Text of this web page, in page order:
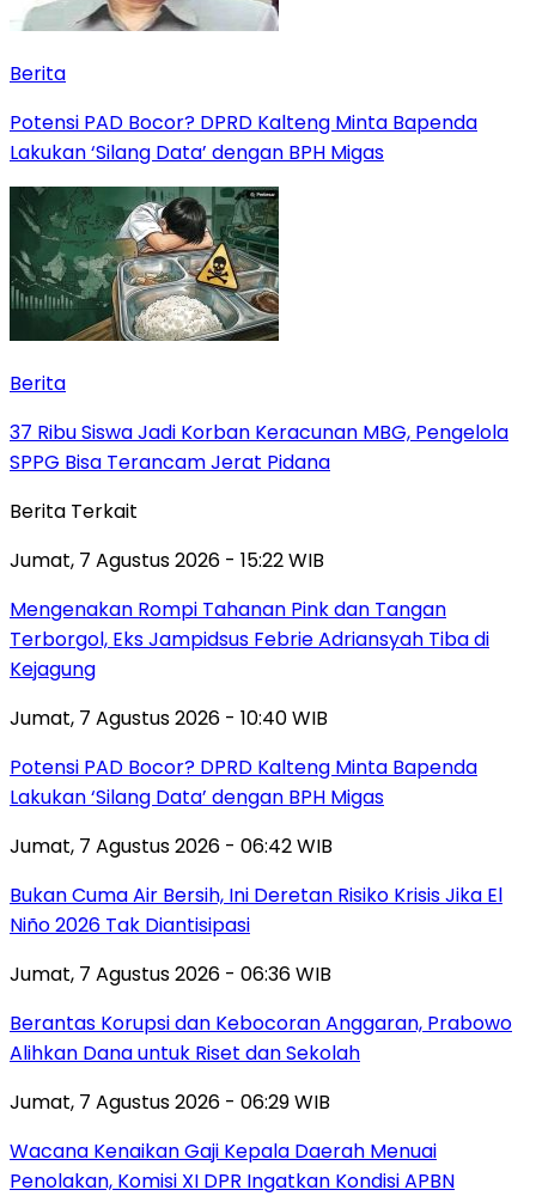
Berita
Potensi PAD Bocor? DPRD Kalteng Minta Bapenda
Lakukan ‘Silang Data’ dengan BPH Migas
Berita
37 Ribu Siswa Jadi Korban Keracunan MBG, Pengelola
SPPG Bisa Terancam Jerat Pidana
Berita Terkait
Jumat, 7 Agustus 2026 - 15:22 WIB
Mengenakan Rompi Tahanan Pink dan Tangan
Terborgol, Eks Jampidsus Febrie Adriansyah Tiba di
Kejagung
Jumat, 7 Agustus 2026 - 10:40 WIB
Potensi PAD Bocor? DPRD Kalteng Minta Bapenda
Lakukan ‘Silang Data’ dengan BPH Migas
Jumat, 7 Agustus 2026 - 06:42 WIB
Bukan Cuma Air Bersih, Ini Deretan Risiko Krisis Jika El
Niño 2026 Tak Diantisipasi
Jumat, 7 Agustus 2026 - 06:36 WIB
Berantas Korupsi dan Kebocoran Anggaran, Prabowo
Alihkan Dana untuk Riset dan Sekolah
Jumat, 7 Agustus 2026 - 06:29 WIB
Wacana Kenaikan Gaji Kepala Daerah Menuai
Penolakan, Komisi XI DPR Ingatkan Kondisi APBN